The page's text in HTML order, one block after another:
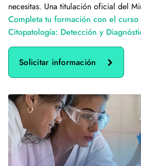
necesitas. Una titulación oficial del
Completa tu formación con el curso
Citopatología: Detección y
Solicitar información